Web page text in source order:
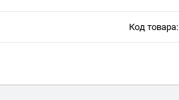
Код товара: